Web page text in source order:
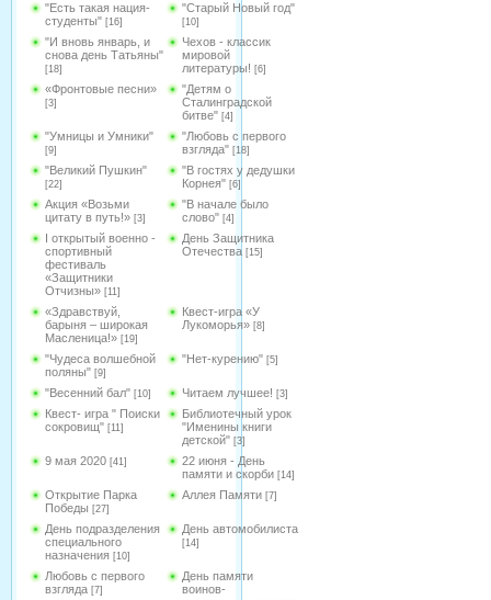
"Есть такая нация-
студенты" [16]
"Старый Новый год"
[10]
"И вновь январь, и
снова день Татьяны"
[18]
Чехов - классик
мировой
литературы! [6]
«Фронтовые песни»
[3]
"Детям о
Сталинградской
битве" [4]
"Умницы и Умники"
[9]
"Любовь с первого
взгляда" [18]
"Великий Пушкин"
[22]
"В гостях у дедушки
Корнея" [6]
Акция «Возьми
цитату в путь!» [3]
"В начале было
слово" [4]
I открытый военно -
спортивный
фестиваль
«Защитники
Отчизны» [11]
День Защитника
Отечества [15]
«Здравствуй,
барыня – широкая
Масленица!» [19]
Квест-игра «У
Лукоморья» [8]
"Чудеса волшебной
поляны" [9]
"Нет-курению" [5]
"Весенний бал" [10] Читаем лучшее! [3]
Квест- игра " Поиски
сокровищ" [11]
Библиотечный урок
"Именины книги
детской" [3]
9 мая 2020 [41]
22 июня - День
памяти и скорби [14]
Открытие Парка
Победы [27]
Аллея Памяти [7]
День подразделения
специального
назначения [10]
День автомобилиста
[14]
Любовь с первого
взгляда [7]
День памяти
воинов-